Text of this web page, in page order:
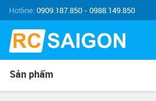
Hotline:0909.187.850 - 0988.149.850
Sản phẩm